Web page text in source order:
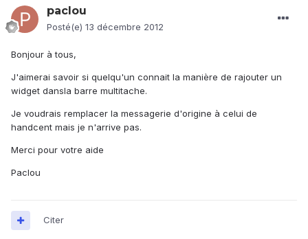
paclou
Posté(e) 13 décembre 2012
Bonjour à tous,
J'aimerai savoir si quelqu'un connait la manière de rajouter un
widget dansla barre multitache.
Je voudrais remplacer la messagerie d'origine à celui de
handcent mais je n'arrive pas.
Merci pour votre aide
Paclou
Citer